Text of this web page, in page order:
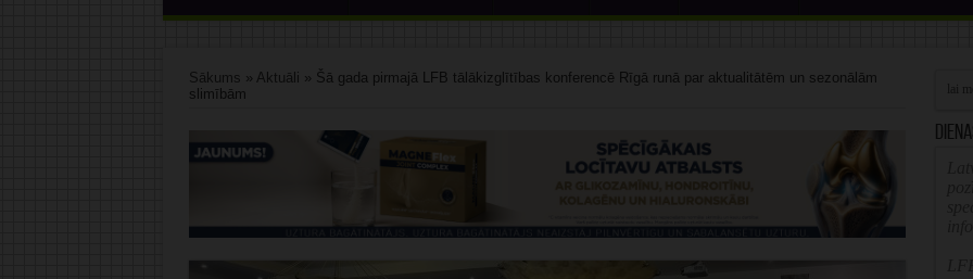
Sākums » Aktuāli » Šā gada pirmajā LFB tālākizglītības konferencē Rīgā runā par aktualitātēm un sezonālām
slimībām